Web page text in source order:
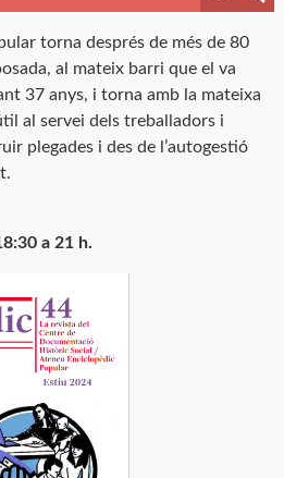
torna després de més de 80
al mateix barri que el va
37 anys, i torna amb la mateixa
al servei dels treballadors i
plegades i des de l’autogestió
a 21 h.